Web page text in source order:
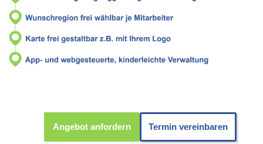
Angebot anfordern Termin vereinbaren